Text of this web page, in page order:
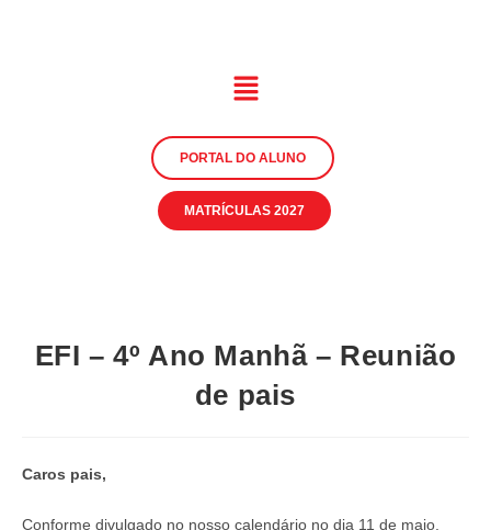
PORTAL DO ALUNO
MATRÍCULAS 2027
EFI – 4º Ano Manhã – Reunião
de pais
Caros pais,
Conforme divulgado no nosso calendário no dia 11 de maio,